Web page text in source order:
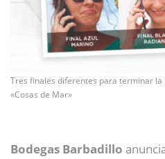
Tres finales diferentes para terminar
«Cosas de Mar»
Bodegas Barbadillo